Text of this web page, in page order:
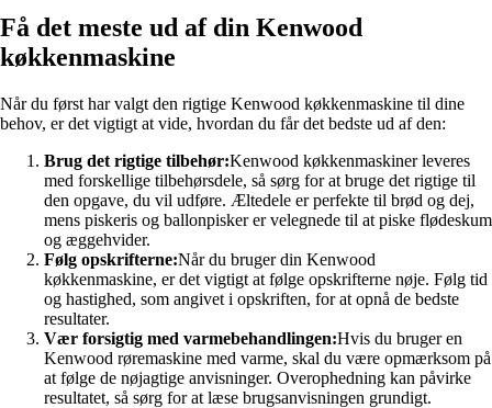
Få det meste ud af din Kenwood
køkkenmaskine
Når du først har valgt den rigtige Kenwood køkkenmaskine til dine
behov, er det vigtigt at vide, hvordan du får det bedste ud af den:
Brug det rigtige tilbehør:Kenwood køkkenmaskiner leveres
med forskellige tilbehørsdele, så sørg for at bruge det rigtige til
den opgave, du vil udføre. Æltedele er perfekte til brød og dej,
mens piskeris og ballonpisker er velegnede til at piske flødeskum
og æggehvider.
Følg opskrifterne:Når du bruger din Kenwood
køkkenmaskine, er det vigtigt at følge opskrifterne nøje. Følg tid
og hastighed, som angivet i opskriften, for at opnå de bedste
resultater.
Vær forsigtig med varmebehandlingen:Hvis du bruger en
Kenwood røremaskine med varme, skal du være opmærksom på
at følge de nøjagtige anvisninger. Overophedning kan påvirke
resultatet, så sørg for at læse brugsanvisningen grundigt.